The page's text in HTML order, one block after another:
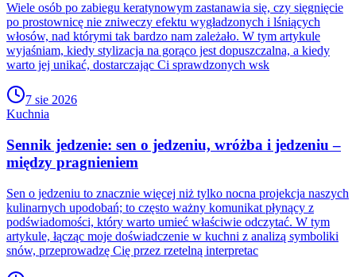
Wiele osób po zabiegu keratynowym zastanawia się, czy sięgnięcie
po prostownicę nie zniweczy efektu wygładzonych i lśniących
włosów, nad którymi tak bardzo nam zależało. W tym artykule
wyjaśniam, kiedy stylizacja na gorąco jest dopuszczalna, a kiedy
warto jej unikać, dostarczając Ci sprawdzonych wsk
7 sie 2026
Kuchnia
Sennik jedzenie: sen o jedzeniu, wróżba i jedzeniu –
między pragnieniem
Sen o jedzeniu to znacznie więcej niż tylko nocna projekcja naszych
kulinarnych upodobań; to często ważny komunikat płynący z
podświadomości, który warto umieć właściwie odczytać. W tym
artykule, łącząc moje doświadczenie w kuchni z analizą symboliki
snów, przeprowadzę Cię przez rzetelną interpretac